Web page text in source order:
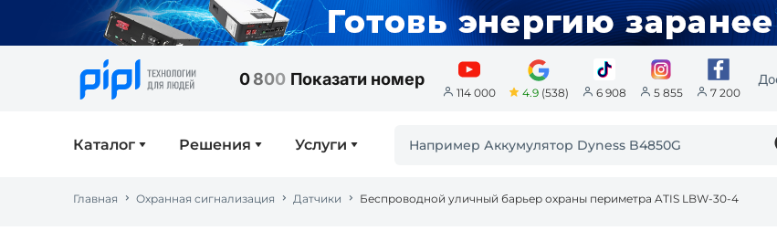
0800 Показати номер
114 000 4.9 (538) 6 908 5 855 7 200
Каталог Решения Услуги
Главная Охранная сигнализация Датчики Беспроводной уличный барьер охраны периметра ATIS LBW-30-4